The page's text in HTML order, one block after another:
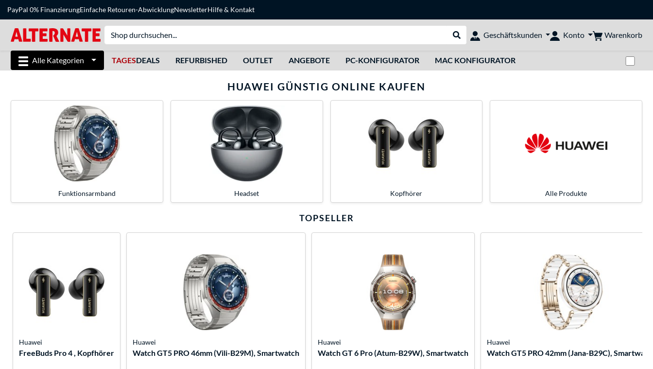
PayPal 0% FinanzierungEinfache Retouren-AbwicklungNewsletterHilfe& Kontakt
Suche durchführen
Geschäftskunden Konto Warenkorb
Alle Kategorien TAGESDEALS REFURBISHED OUTLET ANGEBOTE PC-KONFIGURATOR MAC KONFIGURATOR
HUAWEI GÜNSTIG ONLINE KAUFEN
Funktionsarmband Headset Kopfhörer Alle Produkte
TOPSELLER
Huawei
FreeBuds Pro 4 , Kopfhörer
Huawei
Watch GT5 PRO 46mm (Vili-B29M), Smartwatch
Huawei
Watch GT 6 Pro (Atum-B29W), Smartwatch
Huawei
Watch GT5 PRO 42mm (Jana-B29C),